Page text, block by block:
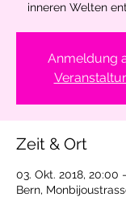
inneren Welten
Anmeldung
Zeit & Ort
03. Okt. 2018, 20:00
Bern,